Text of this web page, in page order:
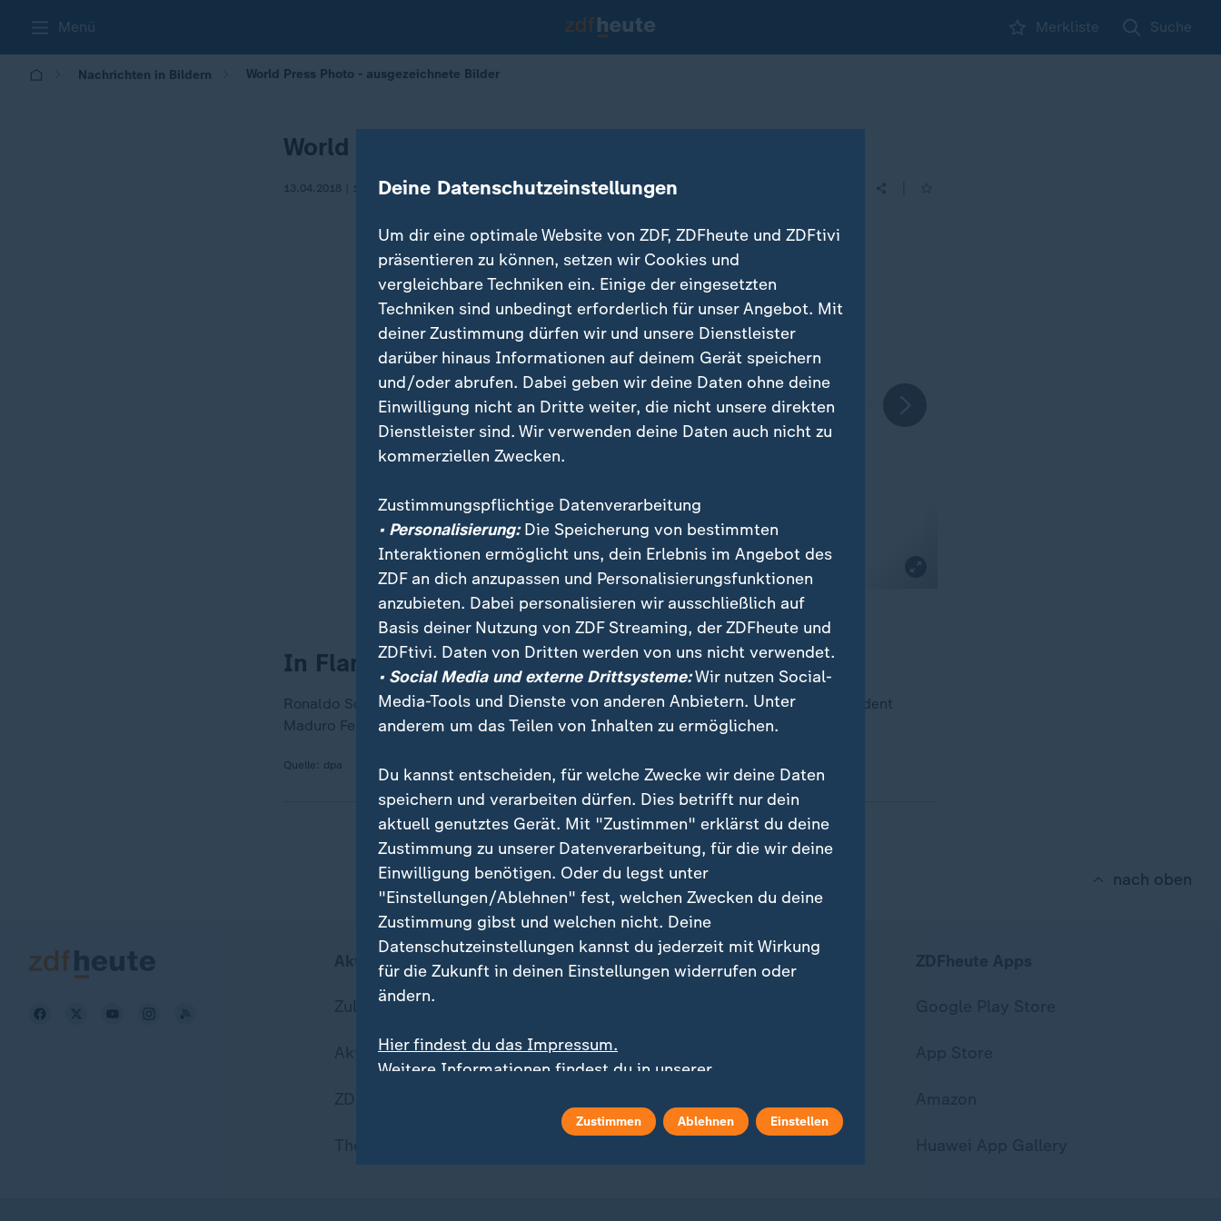
Menü Merkliste Suche
Nachrichten in Bildern World Press Photo - ausgezeichnete Bilder
World Press Photo - ausgezeichnete Bilder
13.04.2018 | 14:57
In Flammen
Ronaldo Schemidt fotografierte einen Mann, der bei einer Demonstration gegen Präsident
Maduro Feuer gefangen hat.
Quelle: dpa
nach oben
Aktuell bei ZDFheute
Zuletzt veröffentlicht
Aktuelle Sendungs-Videos
ZDFheute Update
Deine Datenschutzeinstellungen
Um dir eine optimale Website von ZDF, ZDFheute und ZDFtivi
präsentieren zu können, setzen wir Cookies und
vergleichbare Techniken ein. Einige der eingesetzten
Techniken sind unbedingt erforderlich für unser Angebot. Mit
deiner Zustimmung dürfen wir und unsere Dienstleister
darüber hinaus Informationen auf deinem Gerät speichern
und/oder abrufen. Dabei geben wir deine Daten ohne deine
Einwilligung nicht an Dritte weiter, die nicht unsere direkten
Dienstleister sind. Wir verwenden deine Daten auch nicht zu
kommerziellen Zwecken.
Zustimmungspflichtige Datenverarbeitung
• Personalisierung:Die Speicherung von bestimmten
Interaktionen ermöglicht uns, dein Erlebnis im Angebot des
ZDF an dich anzupassen und Personalisierungsfunktionen
anzubieten. Dabei personalisieren wir ausschließlich auf
Basis deiner Nutzung von ZDF Streaming, der ZDFheute und
ZDFtivi. Daten von Dritten werden von uns nicht verwendet.
• Social Media und externe Drittsysteme:Wir nutzen Social-
Media-Tools und Dienste von anderen Anbietern. Unter
anderem um das Teilen von Inhalten zu ermöglichen.
Du kannst entscheiden, für welche Zwecke wir deine Daten
speichern und verarbeiten dürfen. Dies betrifft nur dein
aktuell genutztes Gerät. Mit "Zustimmen" erklärst du deine
Zustimmung zu unserer Datenverarbeitung, für die wir deine
Einwilligung benötigen. Oder du legst unter
"Einstellungen/Ablehnen" fest, welchen Zwecken du deine
Zustimmung gibst und welchen nicht. Deine
Datenschutzeinstellungen kannst du jederzeit mit Wirkung
für die Zukunft in deinen Einstellungen widerrufen oder
ändern.
Hier findest du das Impressum.
Weitere Informationen findest du in unserer
Zustimmen Ablehnen Einstellen